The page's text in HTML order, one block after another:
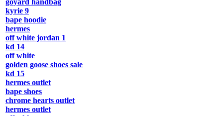
goyard handbag
kyrie 9
bape hoodie
hermes
off white jordan 1
kd 14
off white
golden goose shoes sale
kd 15
hermes outlet
bape shoes
chrome hearts outlet
hermes outlet